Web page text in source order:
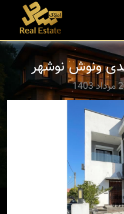
ونوش نوشهر